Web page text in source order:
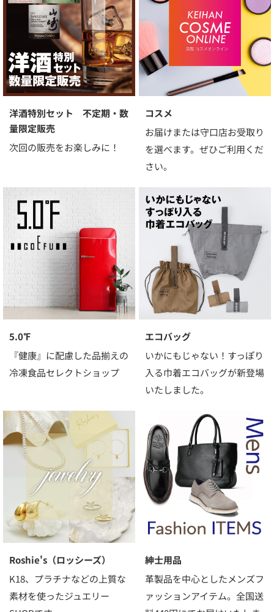
洋酒特別セット 不定期・数
量限定販売
次回の販売をお楽しみに！
コスメ
お届けまたは守口店お受取り
を選べます。ぜひご利用くだ
さい。
5.0℉
『健康』に配慮した品揃えの
冷凍食品セレクトショップ
エコバッグ
いかにもじゃない！すっぽり
入る巾着エコバッグが新登場
いたしました。
Roshie's（ロッシーズ）
K18、プラチナなどの上質な
素材を使ったジュエリー
紳士用品
革製品を中心としたメンズフ
ァッションアイテム。全国送